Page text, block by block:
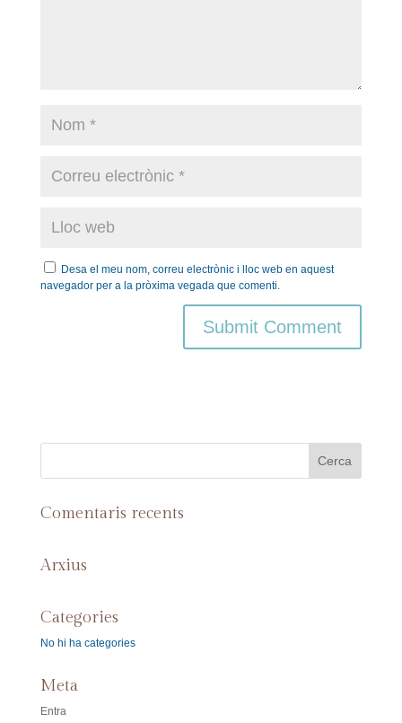
Desa el meu nom, correu electrònic i lloc web en aquest
navegador per a la pròxima vegada que comenti.
Comentaris recents
Arxius
Categories
No hi ha categories
Meta
Entra